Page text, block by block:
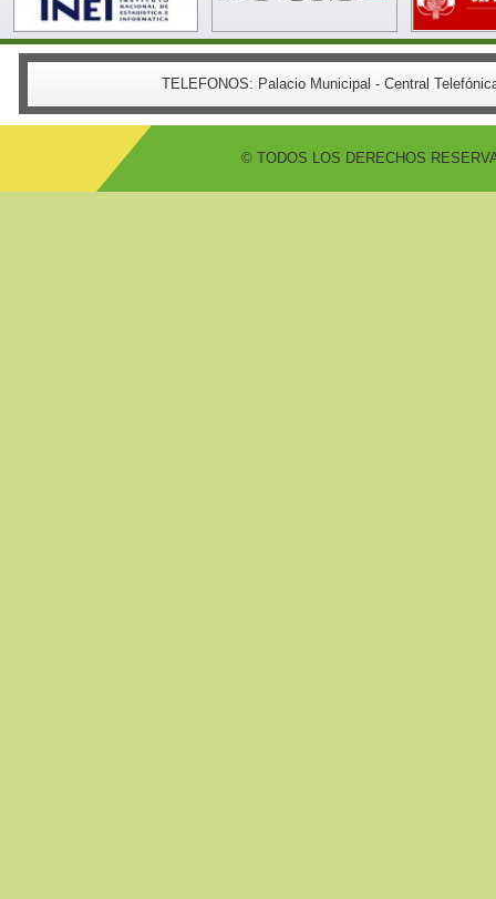
TELEFONOS: Palacio Municipal - Central
© TODOS LOS DERECHOS